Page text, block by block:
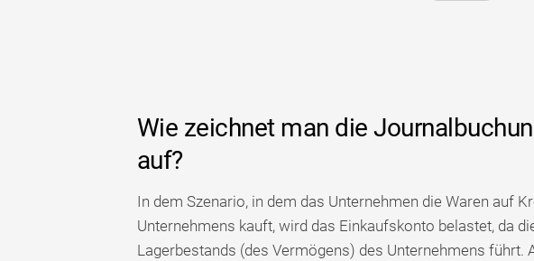
Wie zeichnet man die
auf?
In dem Szenario, in dem das Unternehmen die Waren auf
Unternehmens kauft, wird das Einkaufskonto belastet, da
Lagerbestands (des Vermögens) des Unternehmens führt.